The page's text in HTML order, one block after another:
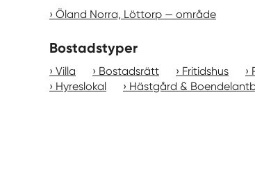
Öland Norra, Löttorp — område
Bostadstyper
Villa Bostadsrätt Fritidshus
Hyreslokal
Hästgård &